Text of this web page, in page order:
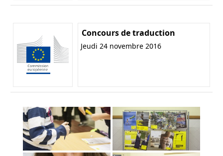
Concours de traduction
Jeudi 24 novembre 2016